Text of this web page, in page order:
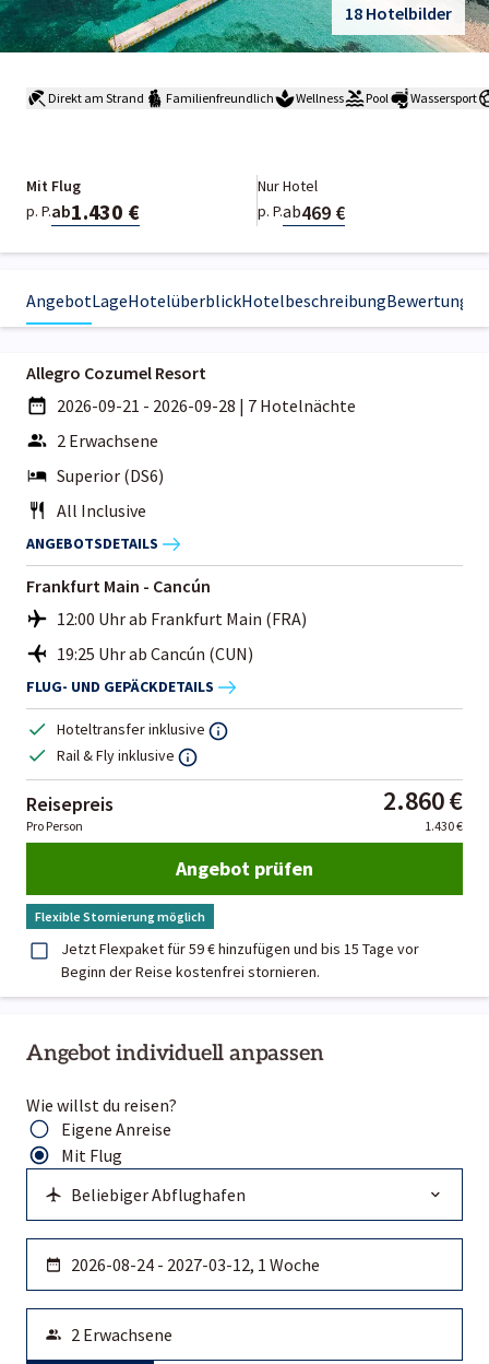
18 Hotelbilder
Direkt am Strand Familienfreundlich Wellness Pool Wassersport
Mit Flug
p. P.ab1.430 €
Nur Hotel
p. P.ab469 €
AngebotLageHotelüberblickHotelbeschreibungBewertungen
Angebot individuell anpassen
Wie willst du reisen?
Eigene Anreise
Mit Flug
Allegro Cozumel Resort
2026-09-21 - 2026-09-28 | 7 Hotelnächte
2 Erwachsene
Superior (DS6)
All Inclusive
ANGEBOTSDETAILS
Frankfurt Main - Cancún
12:00 Uhr ab Frankfurt Main (FRA)
19:25 Uhr ab Cancún (CUN)
FLUG- UND GEPÄCKDETAILS
Hoteltransfer inklusive
Rail & Fly inklusive
Reisepreis 2.860 €
Pro Person 1.430 €
Angebot prüfen
Flexible Stornierung möglich
Jetzt Flexpaket für 59 € hinzufügen und bis 15 Tage vor
Beginn der Reise kostenfrei stornieren.